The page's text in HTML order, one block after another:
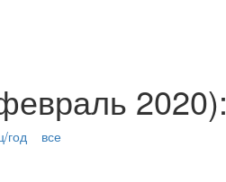
2020):
год
все